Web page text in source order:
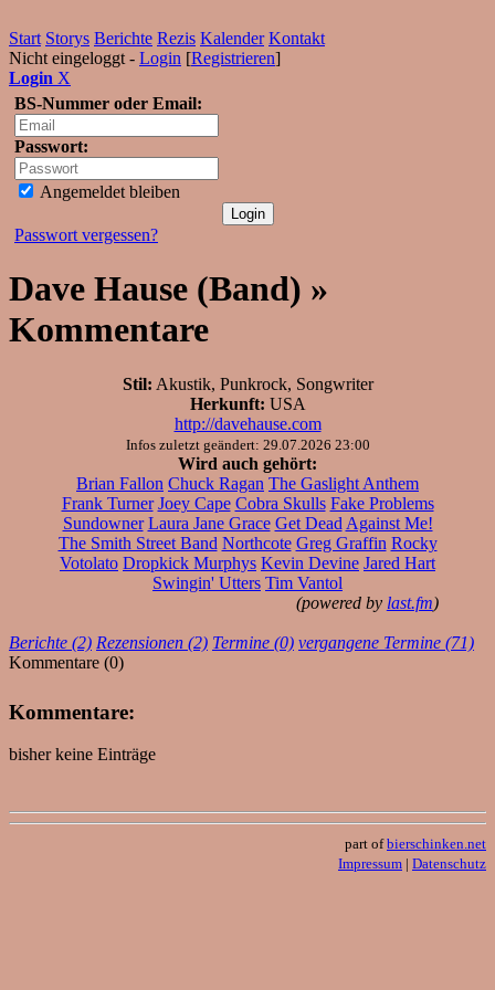
Start Storys Berichte Rezis Kalender Kontakt
Nicht eingeloggt - Login [Registrieren]
Login X
BS-Nummer oder Email:
Passwort:
Angemeldet bleiben
Passwort vergessen?
Dave Hause (Band) »
Kommentare
Stil: Akustik, Punkrock, Songwriter
Herkunft: USA
http://davehause.com
Infos zuletzt geändert: 29.07.2026 23:00
Wird auch gehört:
Brian Fallon Chuck Ragan The Gaslight Anthem
Frank Turner Joey Cape Cobra Skulls Fake Problems
Sundowner Laura Jane Grace Get Dead Against Me!
The Smith Street Band Northcote Greg Graffin Rocky
Votolato Dropkick Murphys Kevin Devine Jared Hart
Swingin' Utters Tim Vantol
(powered by last.fm)
Berichte (2) Rezensionen (2) Termine (0) vergangene Termine (71)
Kommentare (0)
Kommentare:
bisher keine Einträge
part ofbierschinken.net
Impressum | Datenschutz